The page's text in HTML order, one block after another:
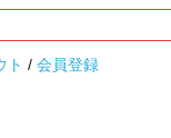
ト / 会員登録